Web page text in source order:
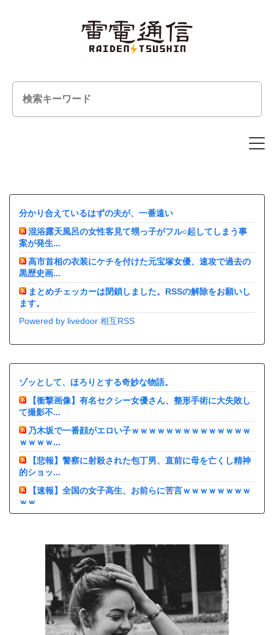
分かり合えているはずの夫が、一番遠い
混浴露天風呂の女性客見て甥っ子がフル○起してしまう事
案が発生...
高市首相の衣装にケチを付けた元宝塚女優、速攻で過去の
黒歴史画...
まとめチェッカーは閉鎖しました。RSSの解除をお願いし
ます。
Powered by livedoor 相互RSS
ゾッとして、ほろりとする奇妙な物語。
【衝撃画像】有名セクシー女優さん、整形手術に大失敗し
て撮影不...
乃木坂で一番顔がエロい子ｗｗｗｗｗｗｗｗｗｗｗｗｗｗ
ｗｗｗｗ...
【悲報】警察に射殺された包丁男、直前に母を亡くし精神
的ショッ...
【速報】全国の女子高生、お前らに苦言ｗｗｗｗｗｗｗｗ
ｗｗ
中国を襲った台風メイサークで竜巻や洪水被害が広が
海外「全部日本の真似だったのか…」 日本の普通のテレビ
番組が...
【悲報】「蕎麦」とかいう自炊最強のメシｗｗｗｗｗｗｗ